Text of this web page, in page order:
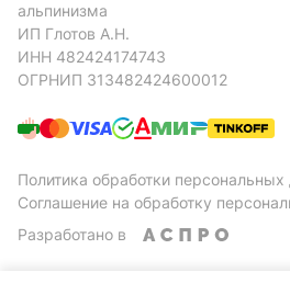
альпинизма
ИП Глотов А.Н.
ИНН 482424174743
ОГРНИП 313482424600012
Политика обработки
Соглашение на обработку
Разработано в